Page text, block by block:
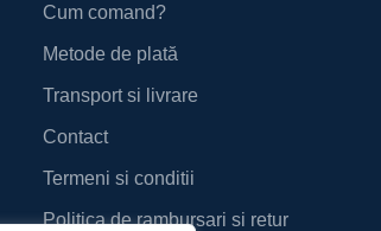
Cum comand?
Metode de plată
Transport si livrare
Contact
Termeni si conditii
Politica de rambursari si retur